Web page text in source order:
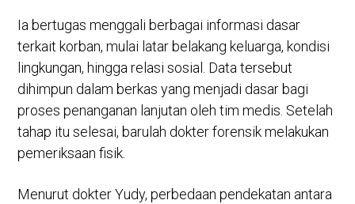
Ia bertugas menggali berbagai informasi dasar
terkait korban, mulai latar belakang keluarga, kondisi
lingkungan, hingga relasi sosial. Data tersebut
dihimpun dalam berkas yang menjadi dasar bagi
proses penanganan lanjutan oleh tim medis. Setelah
tahap itu selesai, barulah dokter forensik melakukan
pemeriksaan fisik.
Menurut dokter Yudy, perbedaan pendekatan antara